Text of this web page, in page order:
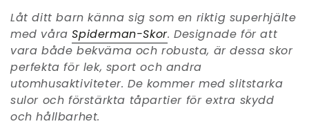
Låt ditt barn känna sig som en riktig superhjälte
med våraSpiderman-Skor. Designade för att
vara både bekväma och robusta, är dessa skor
perfekta för lek, sport och andra
utomhusaktiviteter. De kommer med slitstarka
sulor och förstärkta tåpartier för extra skydd
och hållbarhet.